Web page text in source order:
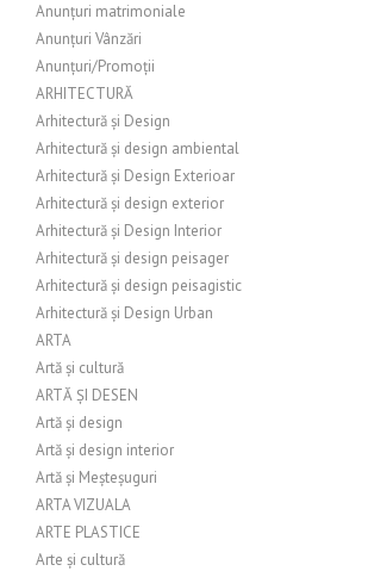
Anunțuri matrimoniale
Anunțuri Vânzări
Anunțuri/Promoții
ARHITECTURĂ
Arhitectură și Design
Arhitectură și design ambiental
Arhitectură și Design Exterioar
Arhitectură și design exterior
Arhitectură și Design Interior
Arhitectură și design peisager
Arhitectură și design peisagistic
Arhitectură și Design Urban
ARTA
Artă și cultură
ARTĂ ȘI DESEN
Artă și design
Artă și design interior
Artă și Meșteșuguri
ARTA VIZUALA
ARTE PLASTICE
Arte și cultură